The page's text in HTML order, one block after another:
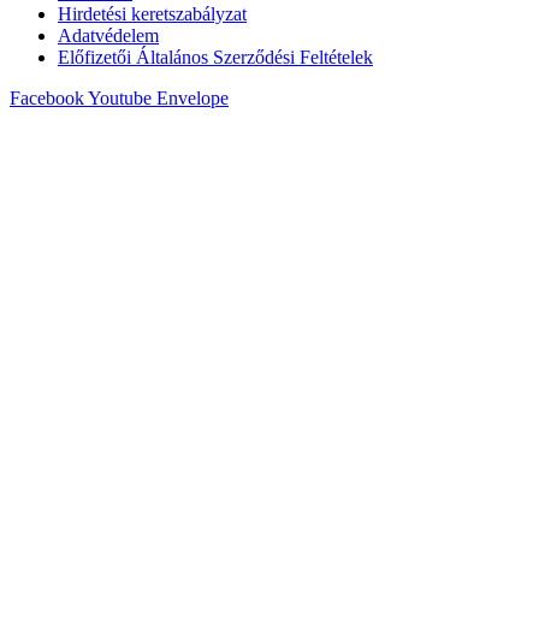
Hirdetési keretszabályzat
Adatvédelem
Előfizetői Általános Szerződési Feltételek
FacebookYoutube Envelope